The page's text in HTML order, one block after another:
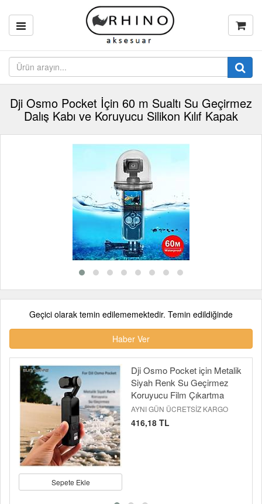
Dji Osmo Pocket İçin 60 m Sualtı Su Geçirmez
Dalış Kabı ve Koruyucu Silikon Kılıf Kapak
Geçici olarak temin edilememektedir. Temin edildiğinde
Haber Ver
Sepete Ekle
Dji Osmo Pocket için Metalik
Siyah Renk Su Geçirmez
Koruyucu Film Çıkartma
AYNI GÜN ÜCRETSİZ KARGO
416,18 TL